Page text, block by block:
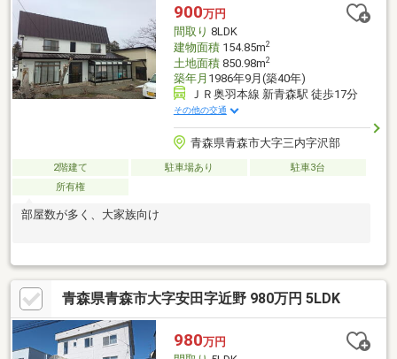
900万円
間取り 8LDK
建物面積154.85m2
土地面積850.98m2
築年月 1986年9月(築40年)
ＪＲ奥羽本線 新青森駅 徒歩17分
その他の交通
青森県青森市大字三内字沢部
2階建て 駐車場あり
駐車3台
所有権
部屋数が多く、大家族向け
青森県青森市大字安田字近野 980万円 5LDK
980万円